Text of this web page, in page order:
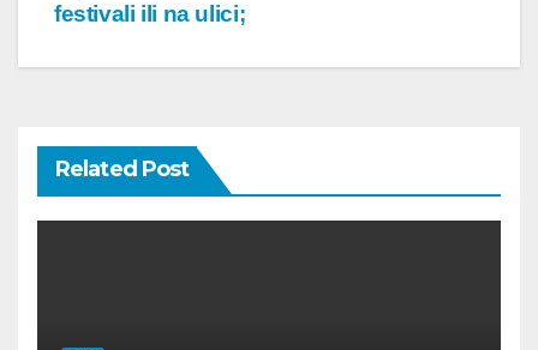
festivali ili na ulici;
Related Post